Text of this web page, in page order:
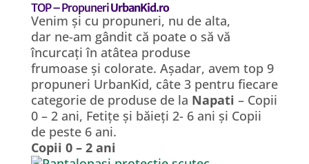
TOP – PropuneriUrbanKid.ro
Venim și cu propuneri, nu de alta,
dar ne-am gândit că poate o să vă
încurcați în atâtea produse
frumoase și colorate. Așadar, avem top 9
propuneri UrbanKid, câte 3 pentru fiecare
categorie de produse de la Napati – Copii
0 – 2 ani, Fetițe și băieți 2- 6 ani și Copii
de peste 6 ani.
Copii 0 – 2 ani